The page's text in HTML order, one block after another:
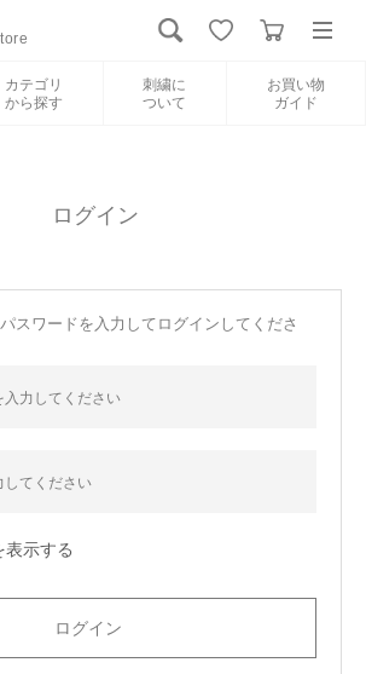
カテゴリ
から探す
刺繍に
ついて
お買い物
ガイド
新規会員登録
ログイン
スワードを入力してログインしてくださ
表示する